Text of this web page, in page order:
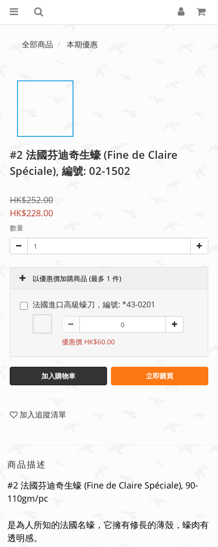
全部商品 本期優惠
#2 法國芬迪奇生蠔 (Fine de Claire
Spéciale), 編號: 02-1502
HK$252.00
HK$228.00
數量
以優惠價加購商品 (最多 1 件)
法國進口高級蠔刀，編號: *43-0201
優惠價 HK$60.00
加入購物車 立即購買
加入追蹤清單
商品描述
#2 法國芬迪奇生蠔 (Fine de Claire Spéciale), 90-
110gm/pc
是為人所知的法國名蠔 ，它擁有修長的薄殼，蠔肉有
透明感。